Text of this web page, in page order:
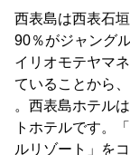
西表島は西表石
90％がジャング
イリオモテヤマ
ていることから
。西表島ホテル
トホテルです。
ルリゾート」を